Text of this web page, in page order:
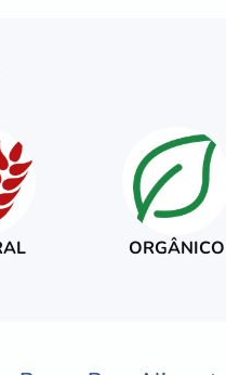
ORGÂNICO